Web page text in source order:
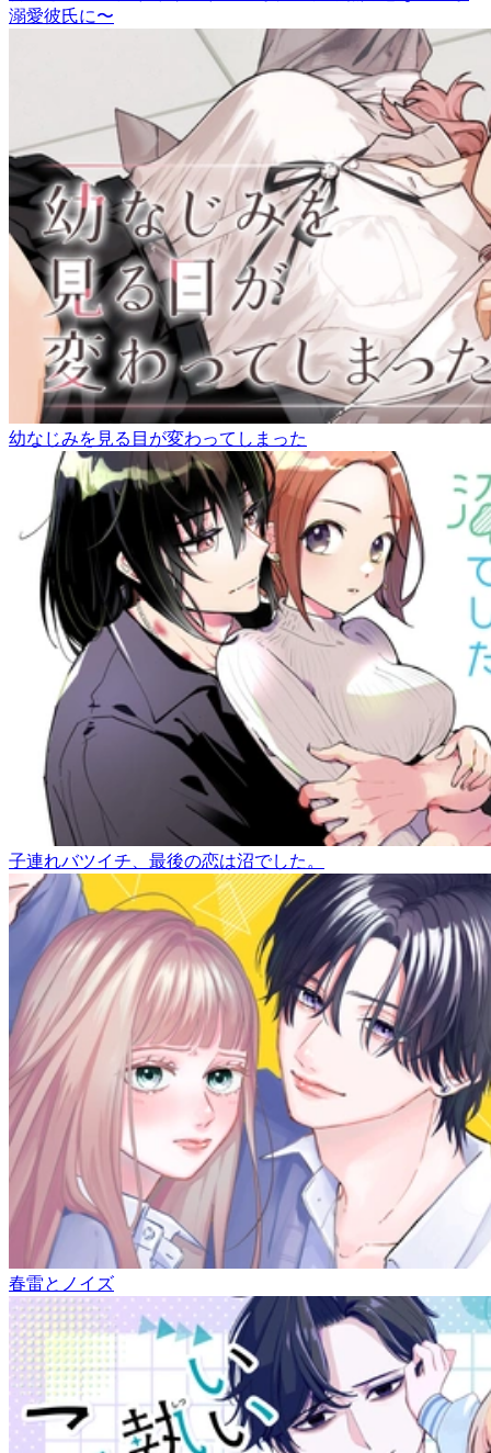
溺愛彼氏に〜
幼なじみを見る目が変わってしまった
子連れバツイチ、最後の恋は沼でした。
春雷とノイズ